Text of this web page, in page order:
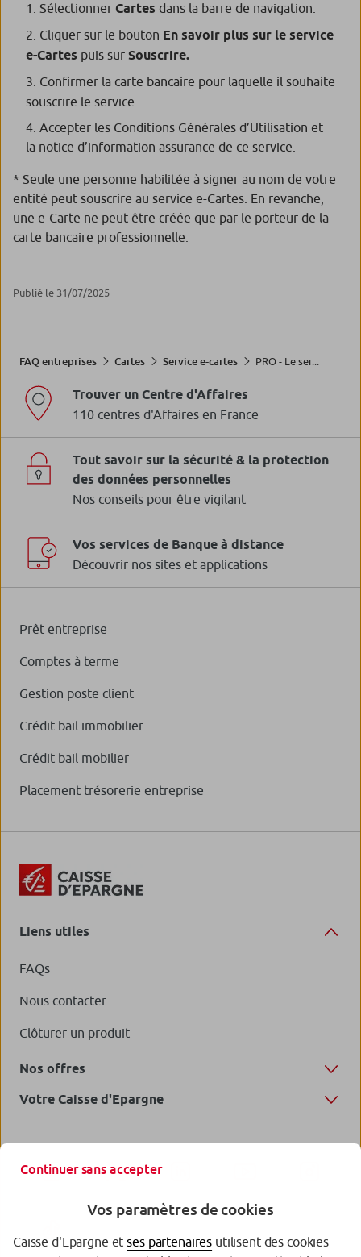
Sélectionner Cartes dans la barre de navigation.
Cliquer sur le bouton En savoir plus sur le service
e-Cartes puis sur Souscrire.
Confirmer la carte bancaire pour laquelle il souhaite
souscrire le service.
Accepter les Conditions Générales d’Utilisation et
la notice d’information assurance de ce service.
* Seule une personne habilitée à signer au nom de votre
entité peut souscrire au service e-Cartes. En revanche,
une e-Carte ne peut être créée que par le porteur de la
carte bancaire professionnelle.
Publié le 31/07/2025
FAQ entreprises Cartes Service e-cartes PRO - Le ser...
Trouver un Centre d'Affaires
110 centres d'Affaires en France
Tout savoir sur la sécurité & la protection
des données personnelles
Nos conseils pour être vigilant
Vos services de Banque à distance
Découvrir nos sites et applications
Prêt entreprise
Comptes à terme
Gestion poste client
Crédit bail immobilier
Crédit bail mobilier
Placement trésorerie entreprise
Liens utiles
FAQs
Nous contacter
Clôturer un produit
Nos offres
Votre Caisse d'Epargne
Continuer sans accepter
Vos paramètres de cookies
Caisse d'Epargne etses partenaires utilisent des cookies